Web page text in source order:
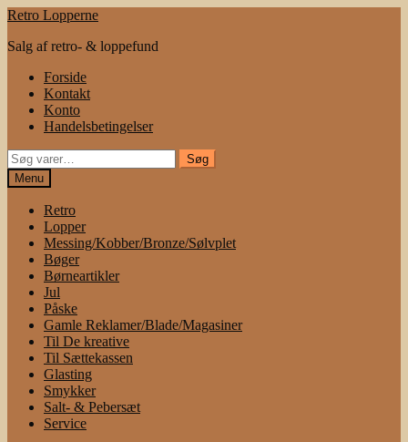
Spring
navigation
Spring
indhold
Retro Lopperne
Salg af retro- & loppefund
Forside
Kontakt
Konto
Handelsbetingelser
Søg
efter:
Søg
Menu
Retro
Lopper
Messing/Kobber/Bronze/Sølvplet
Bøger
Børneartikler
Jul
Påske
Gamle Reklamer/Blade/Magasiner
Til De kreative
Til Sættekassen
Glasting
Smykker
Salt- & Pebersæt
Service